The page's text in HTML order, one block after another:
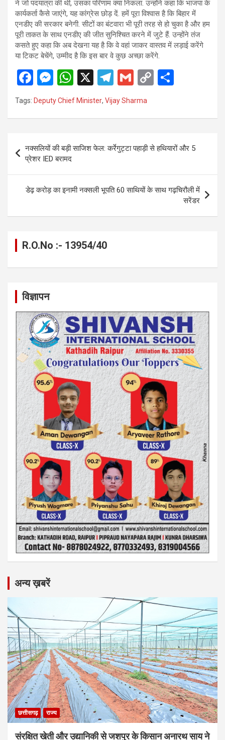
ने जो पदयात्रा की थी, उसका परिणाम क्या निकला. उन्होंने कहा कि भाजपा के
कार्यकर्ता कैसे जाएंगे, यह कांग्रेस छोड़ दें. हमें पूरा विश्वास है कि बिहार में
एनडीए की सरकार बनेगी. सीटों का बंटवारा भी पूरी तरह से हो चुका है और हम
पूरी ताकत के साथ एनडीए की जीत सुनिश्चित करने में जुटे हैं. उन्होंने तंज
कसते हुए कहा कि अब देखना यह है कि वे वहां जाकर वास्तव में लड़ाई करेंगे
या टिकट बेचेंगे, उम्मीद है कि इस बार वे कुछ अच्छा करेंगे.
F
a
ce
o
o
k
M
es
se
g
er
W
h
at
A
p
X
T
el
e
a
m
G
ail
C
n
k
Tags: Deputy Chief Minister, Vijay Sharma
navigation
नक्सलियों की बड़ी साजिश फेल: कर्रेगुट्टा पहाड़ी से हथियारों और 5
प्रेशर IED बरामद
डेढ़ करोड़ का इनामी नक्सली भूपति 60 साथियों के साथ गढ़चिरौली में
सरेंडर
R.O.No :- 13954/40
विज्ञापन
अन्य ख़बरें
छत्तीसगढ़ राज्य
संरक्षित खेती और उद्यानिकी से जशपुर के किसान अनारथ साय ने